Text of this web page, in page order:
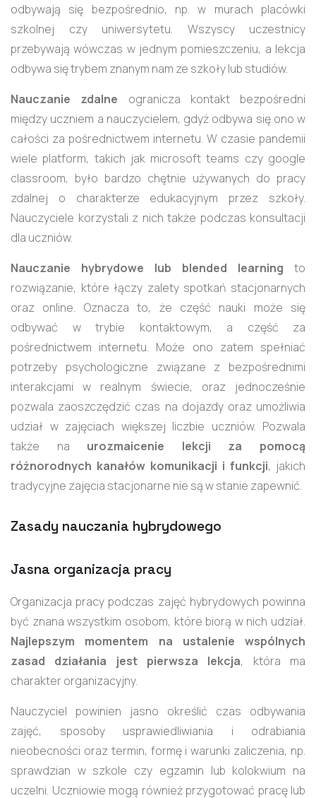
odbywają się bezpośrednio, np. w murach placówki
szkolnej czy uniwersytetu. Wszyscy uczestnicy
przebywają wówczas w jednym pomieszczeniu, a lekcja
odbywa się trybem znanym nam ze szkoły lub studiów.
Nauczanie zdalne ogranicza kontakt bezpośredni
między uczniem a nauczycielem, gdyż odbywa się ono w
całości za pośrednictwem internetu. W czasie pandemii
wiele platform, takich jak microsoft teams czy google
classroom, było bardzo chętnie używanych do pracy
zdalnej o charakterze edukacyjnym przez szkoły.
Nauczyciele korzystali z nich także podczas konsultacji
dla uczniów.
Nauczanie hybrydowe lub blended learning to
rozwiązanie, które łączy zalety spotkań stacjonarnych
oraz online. Oznacza to, że część nauki może się
odbywać w trybie kontaktowym, a część za
pośrednictwem internetu. Może ono zatem spełniać
potrzeby psychologiczne związane z bezpośrednimi
interakcjami w realnym świecie, oraz jednocześnie
pozwala zaoszczędzić czas na dojazdy oraz umożliwia
udział w zajęciach większej liczbie uczniów. Pozwala
także na urozmaicenie lekcji za pomocą
różnorodnych kanałów komunikacji i funkcji, jakich
tradycyjne zajęcia stacjonarne nie są w stanie zapewnić.
Zasady nauczania hybrydowego
Jasna organizacja pracy
Organizacja pracy podczas zajęć hybrydowych powinna
być znana wszystkim osobom, które biorą w nich udział.
Najlepszym momentem na ustalenie wspólnych
zasad działania jest pierwsza lekcja, która ma
charakter organizacyjny.
Nauczyciel powinien jasno określić czas odbywania
zajęć, sposoby usprawiedliwiania i odrabiania
nieobecności oraz termin, formę i warunki zaliczenia, np.
sprawdzian w szkole czy egzamin lub kolokwium na
uczelni. Uczniowie mogą również przygotować pracę lub